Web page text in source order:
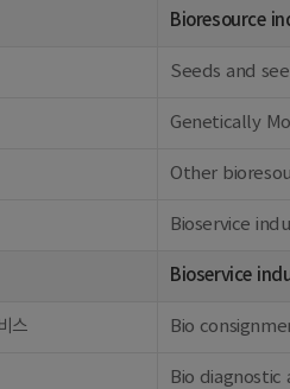
Bioresource
Seeds and
Genetically
Other
Bioservice
Bioservice
스 Bio
Bio diagnostic